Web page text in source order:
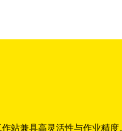
站兼具高灵活性与作业精